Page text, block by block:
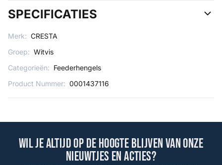
SPECIFICATIES
Merk: CRESTA
Groep: Witvis
Categorieën: Feederhengels
Product Nummer: 0001437116
Wil je altijd op de hoogte blijven van onze
nieuwtjes en acties?